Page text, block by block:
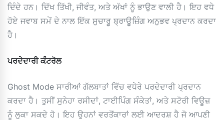
ਦਿੰਦੇ ਹਨ। ਦਿੱਖ ਤਿੱਖੀ, ਜੀਵੰਤ, ਅਤੇ ਅੱਖਾਂ ਨੂੰ ਭਾਉਣ ਵਾਲੀ ਹੈ। ਇਹ ਵਧੇ
ਹੋਏ ਜਵਾਬ ਸਮੇਂ ਦੇ ਨਾਲ ਇੱਕ ਸੁਚਾਰੂ ਬ੍ਰਾਊਜ਼ਿੰਗ ਅਨੁਭਵ ਪ੍ਰਦਾਨ ਕਰਦਾ
ਹੈ।
ਪਰਦੇਦਾਰੀ ਕੰਟਰੋਲ
Ghost Mode ਸਾਰੀਆਂ ਗੱਲਬਾਤਾਂ ਵਿੱਚ ਵਧੇਰੇ ਪਰਦੇਦਾਰੀ ਪ੍ਰਦਾਨ
ਕਰਦਾ ਹੈ। ਤੁਸੀਂ ਸੁਨੇਹਾ ਰਸੀਦਾਂ, ਟਾਈਪਿੰਗ ਸੰਕੇਤਾਂ, ਅਤੇ ਸਟੋਰੀ ਵਿਊਜ਼
ਨੂੰ ਲੁਕਾ ਸਕਦੇ ਹੋ। ਇਹ ਉਹਨਾਂ ਵਰਤੋਂਕਾਰਾਂ ਲਈ ਆਦਰਸ਼ ਹੈ ਜੋ ਆਪਣੀ